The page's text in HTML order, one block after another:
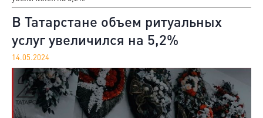
В Татарстане объем ритуальных
услуг увеличился на 5,2%
14.05.2024